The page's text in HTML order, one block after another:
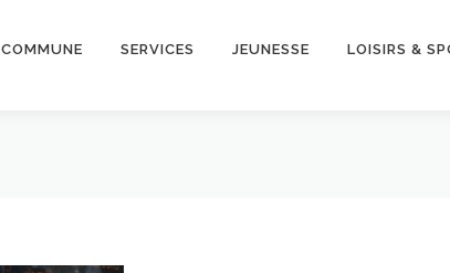
SERVICES JEUNESSE LOISIRS &